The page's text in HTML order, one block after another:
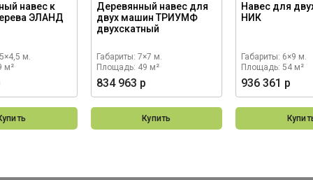
навес к
ЭЛАНД
м.
м²
Деревянный навес для
двух машин ТРИУМФ
двухскатный
Габариты: 7×7 м.
Площадь: 49 м²
834 963 р
Купить
Навес для
НИК
Габариты: 6×9 м.
Площадь: 54 м²
936 361 р